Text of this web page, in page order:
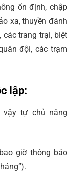
ổn định, chập
xa, thuyền đánh
các trang trại, biệt
đội, các trạm
lập:
tự chủ năng
giờ thông báo